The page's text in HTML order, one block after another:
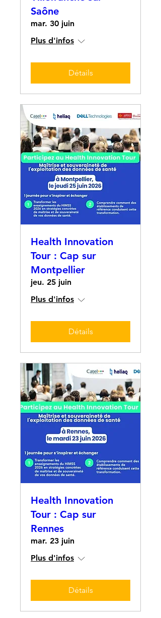
Saône
mar. 30 juin
Plus d'infos
Détails
Health Innovation
Tour : Cap sur
Montpellier
jeu. 25 juin
Plus d'infos
Détails
Health Innovation
Tour : Cap sur
Rennes
mar. 23 juin
Plus d'infos
Détails